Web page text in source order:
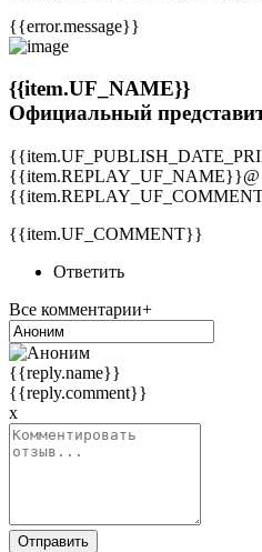
{{error.message}}
{{item.UF_NAME}}
Официальный
{{item.REPLAY_UF_NAME}}@
{{item.UF_COMMENT}}
Ответить
Все комментарии+
{{reply.name}}
{{reply.comment}}
x
Отправить